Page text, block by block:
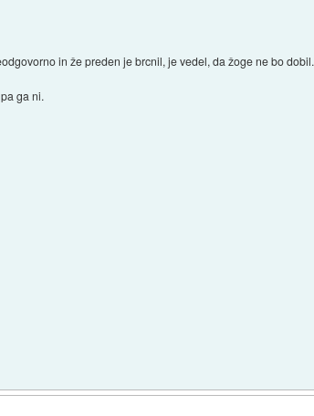
in že preden je brcnil, je vedel, da žoge ne bo dobil.
ga ni.